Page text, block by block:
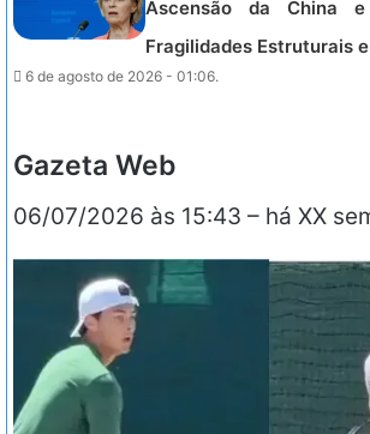
Ascensão da China
Fragilidades Estruturais
6 de agosto de 2026 - 01:06.
Gazeta Web
06/07/2026 às 15:43 – há XX